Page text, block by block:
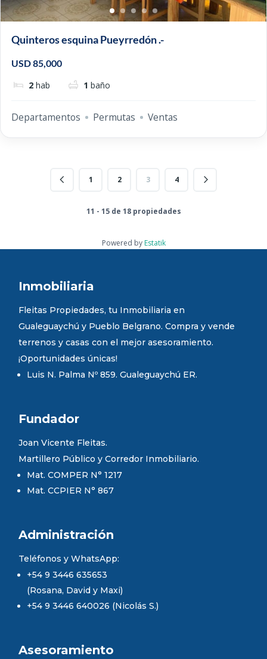
Quinteros esquina Pueyrredón .-
USD 85,000
2 hab 1 baño
Departamentos Permutas Ventas
1 2 3 4
11 - 15 de 18 propiedades
Powered by Estatik
Inmobiliaria
Fleitas Propiedades, tu Inmobiliaria en
Gualeguaychú y Pueblo Belgrano. Compra y vende
terrenos y casas con el mejor asesoramiento.
¡Oportunidades únicas!
Luis N. Palma Nº 859. Gualeguaychú ER.
Fundador
Joan Vicente Fleitas.
Martillero Público y Corredor Inmobiliario.
Mat. COMPER N° 1217
Mat. CCPIER N° 867
Administración
Teléfonos y WhatsApp:
+54 9 3446 635653
(Rosana, David y Maxi)
+54 9 3446 640026 (Nicolás S.)
Asesoramiento